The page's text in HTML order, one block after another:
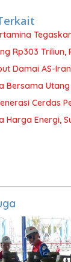
Rp303
Damai AS-
Bersama
Cerdas
Harga Energi,